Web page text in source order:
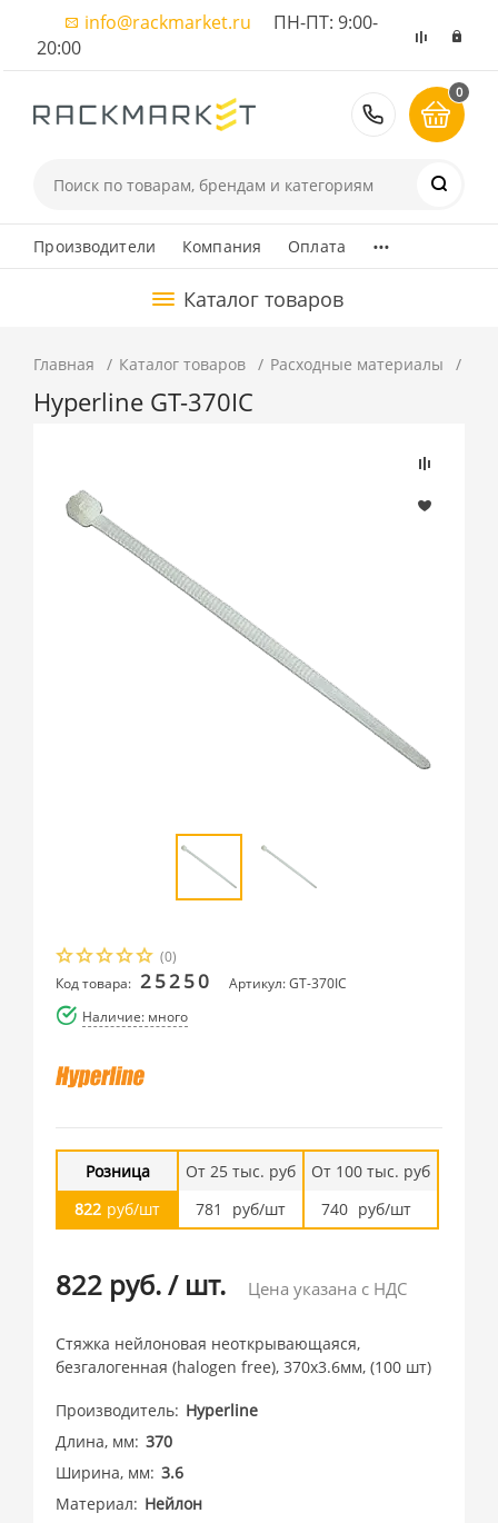
info@rackmarket.ru ПН-ПТ: 9:00-
20:00
8 (495)
0
Производители Компания Оплата ...
Каталог товаров
Главная Каталог товаров Расходные материалы
Hyperline GT-370IC
(0)
Код товара: 25250
Артикул: GT-370IC
Наличие: много
Розница
822 руб/шт
От 25 тыс. руб
781
руб/шт
От 100 тыс. руб
740 руб/шт
822 руб./ шт. Цена указана с НДС
Стяжка нейлоновая неоткрывающаяся,
безгалогенная (halogen free), 370x3.6мм, (100 шт)
Производитель Hyperline
Длина, мм 370
Ширина, мм 3.6
Материал
Нейлон